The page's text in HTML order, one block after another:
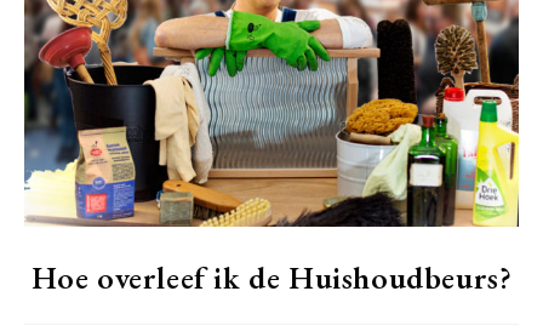
Hoe overleef ik de Huishoudbeurs?